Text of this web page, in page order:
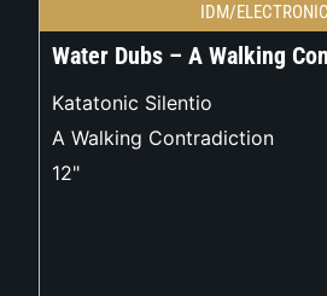
IDM/
Water Dubs – A Walking
Katatonic Silentio
A Walking Contradiction
12"